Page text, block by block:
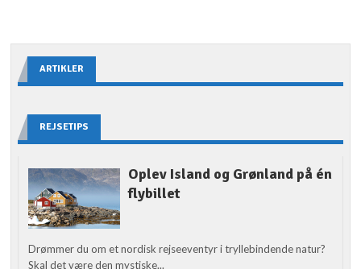
ARTIKLER
REJSETIPS
Oplev Island og Grønland på én
flybillet
Drømmer du om et nordisk rejseeventyr i tryllebindende natur?
Skal det være den mystiske...